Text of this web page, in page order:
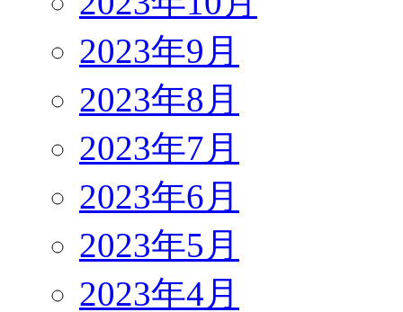
2023年9月
2023年8月
2023年7月
2023年6月
2023年5月
2023年4月